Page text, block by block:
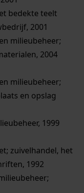
bedekte teelt
2001
milieubeheer;
2004
milieubeheer;
en opslag
1999
zuivelhandel, het
1992